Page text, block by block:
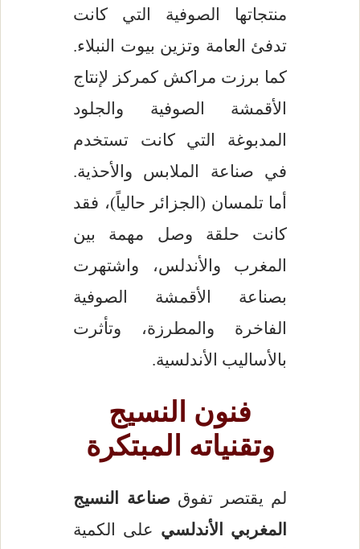
منتجاتها الصوفية التي كانت
تدفئ العامة وتزين بيوت النبلاء.
كما برزت مراكش كمركز لإنتاج
الأقمشة الصوفية والجلود
المدبوغة التي كانت تستخدم
في صناعة الملابس والأحذية.
أما تلمسان (الجزائر حالياً)، فقد
كانت حلقة وصل مهمة بين
المغرب والأندلس، واشتهرت
بصناعة الأقمشة الصوفية
الفاخرة والمطرزة، وتأثرت
بالأساليب الأندلسية.
فنون النسيج
وتقنياته المبتكرة
لم يقتصر تفوقصناعة النسيج
المغربي الأندلسيعلى الكمية